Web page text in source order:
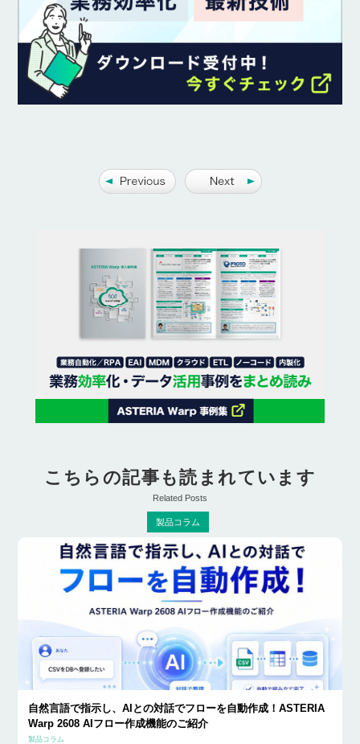
こちらの記事も読まれています
Related Posts
製品コラム
自然言語で指示し、AIとの対話でフローを自動作成！ASTERIA
Warp 2608 AIフロー作成機能のご紹介
製品コラム